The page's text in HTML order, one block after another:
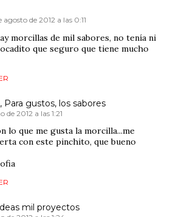
agosto de 2012 a las 0:11
morcillas de mil sabores, no tenía ni
que seguro que tiene mucho
Para gustos, los sabores
de 2012 a las 1:21
lo que me gusta la morcilla...me
con este pinchito, que bueno
mil proyectos